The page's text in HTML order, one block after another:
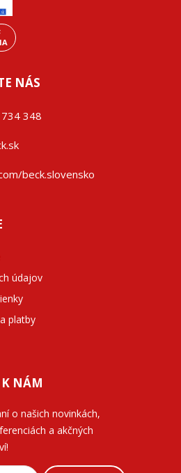
NÁS
348
beck.slovensko
údajov
platby
K NÁM
o našich novinkách,
a akčných